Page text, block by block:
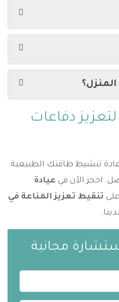
دفاعات
تنشيط طاقتك الطبيعية
احجز الآن في عيادة
تنقيط تعزيز المناعة في
مجانية